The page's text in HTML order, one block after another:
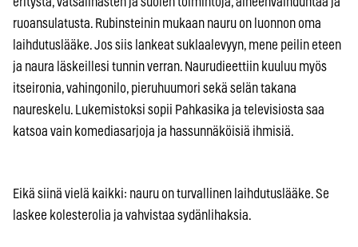
ruoansulatusta. Rubinsteinin mukaan nauru on luonnon oma
laihdutuslääke. Jos siis lankeat suklaalevyyn, mene peilin eteen
ja naura läskeillesi tunnin verran. Naurudieettiin kuuluu myös
itseironia, vahingonilo, pieruhuumori sekä selän takana
naureskelu. Lukemistoksi sopii Pahkasika ja televisiosta saa
katsoa vain komediasarjoja ja hassunnäköisiä ihmisiä.
Eikä siinä vielä kaikki: nauru on turvallinen laihdutuslääke. Se
laskee kolesterolia ja vahvistaa sydänlihaksia.